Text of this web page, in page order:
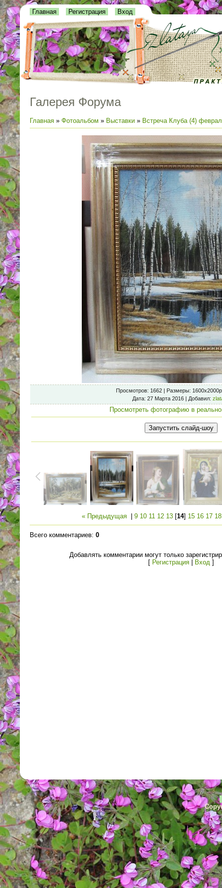
Главная Регистрация Вход
Галерея Форума
Главная » Фотоальбом » Выставки » Встреча Клуба (4)
Просмотров: 1662 | Размеры:
Дата: 27 Марта 2016 | Добавил:
Просмотреть фотографию в
« Предыдущая 9 10 11 12 13 [14] 15 16 17 18
Всего комментариев: 0
Добавлять комментарии могут только
[ Регистрация| Вход ]